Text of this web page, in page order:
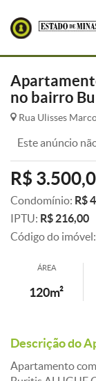
no bairro
Rua Ulisses
Este anúncio
R$
Condomínio: R$
IPTU: R$ 216,00
Código do imóvel:
ÁREA
120m²
Descrição do
Apartamento